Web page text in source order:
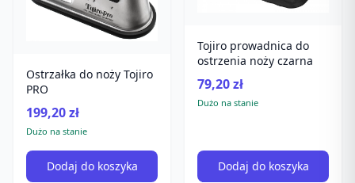
Ostrzałka do noży Tojiro
PRO
199,20 zł
Dużo na stanie
Dodaj do koszyka
Tojiro prowadnica do
ostrzenia noży czarna
79,20 zł
Dużo na stanie
Dodaj do koszyka